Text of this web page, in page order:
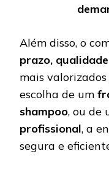
Além disso, o
prazo,
mais
escolha de um
shampoo, ou de
profissional, a
segura e